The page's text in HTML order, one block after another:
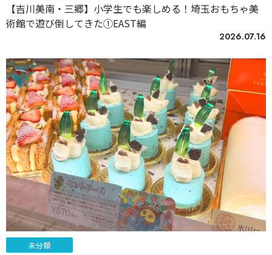
【吉川美南・三郷】小学生でも楽しめる！埼玉おもちゃ美
術館で遊び倒してきた①EAST編
2026.07.16
未分類